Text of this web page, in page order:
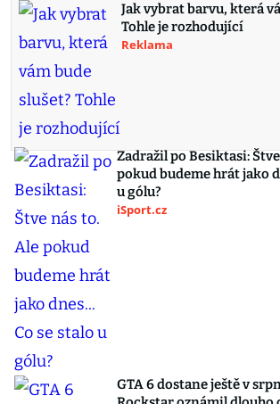
Jak vybrat barvu, která
Tohle je rozhodující
Reklama
Zadražil po Besiktasi:
pokud budeme hrát jako
u gólu?
iSport.cz
GTA 6 dostane ještě v